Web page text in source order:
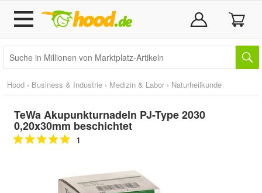
Hood › Business & Industrie › Medizin & Labor › Naturheilkunde
TeWa Akupunkturnadeln PJ-Type 2030
0,20x30mm beschichtet
1